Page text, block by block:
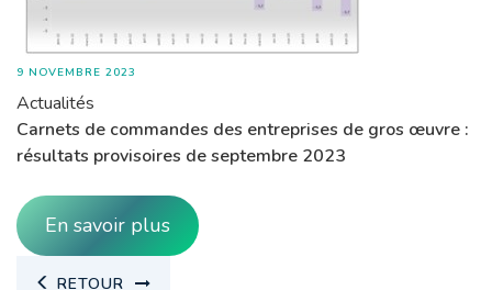
9 NOVEMBRE 2023
Actualités
Carnets de commandes des entreprises de gros œuvre :
résultats provisoires de septembre 2023
En savoir plus
RETOUR